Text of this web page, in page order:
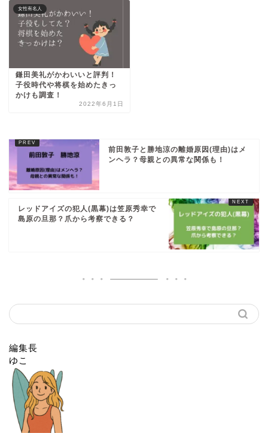
女性有名人
鎌田美礼がかわいいと評判！
子役時代や将棋を始めたきっ
かけも調査！
2022年6月1日
前田敦子と勝地涼の離婚原因(理由)はメ
ンヘラ？母親との異常な関係も！
レッドアイズの犯人(黒幕)は笠原秀幸で
島原の旦那？爪から考察できる？
編集長
ゆこ